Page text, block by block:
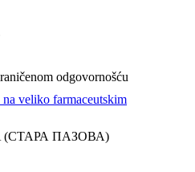
odgovornošću
veliko farmaceutskim
(СТАРА ПАЗОВА)